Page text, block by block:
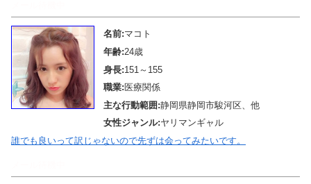
名前:マコト
年齢:24歳
身長:151～155
職業:医療関係
主な行動範囲:静岡県静岡市駿河区、他
女性ジャンル:ヤリマンギャル
誰でも良いって訳じゃないので先ずは会ってみたいです。